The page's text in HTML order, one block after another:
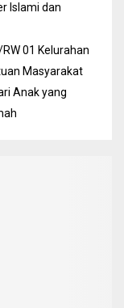
Islami dan
01 Kelurahan
Masyarakat
Anak yang